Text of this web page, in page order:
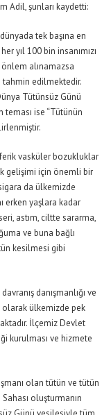
Adil, şunları kaydetti:
tek başına en
yıl 100 bin insanımızı
alınamazsa
tahmin edilmektedir.
Tütünsüz Günü
teması ise “Tütünün
vasküler bozukluklar
gelişimi için önemli bir
da ülkemizde
erken yaşlara kadar
astım, ciltte sararma,
ve buna bağlı
kesilmesi gibi
danışmanlığı ve
olarak ülkemizde pek
İlçemiz Devlet
kurulması ve hizmete
olan tütün ve tütün
oluşturmanın